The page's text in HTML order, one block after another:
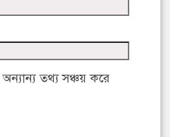
তথ্য সঞ্চয় করে